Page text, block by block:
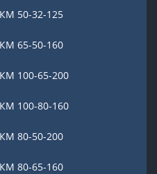
50-32-125
65-50-160
100-65-200
100-80-160
80-50-200
80-65-160